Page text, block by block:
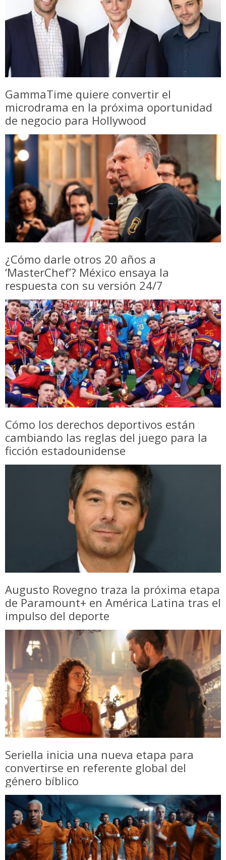
GammaTime quiere convertir el
microdrama en la próxima oportunidad
de negocio para Hollywood
¿Cómo darle otros 20 años a
‘MasterChef’? México ensaya la
respuesta con su versión 24/7
Cómo los derechos deportivos están
cambiando las reglas del juego para la
ficción estadounidense
Augusto Rovegno traza la próxima etapa
de Paramount+ en América Latina tras el
impulso del deporte
Seriella inicia una nueva etapa para
convertirse en referente global del
género bíblico